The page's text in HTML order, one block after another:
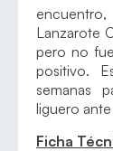
Lanzarote
pero no
positivo.
semanas
liguero
Ficha